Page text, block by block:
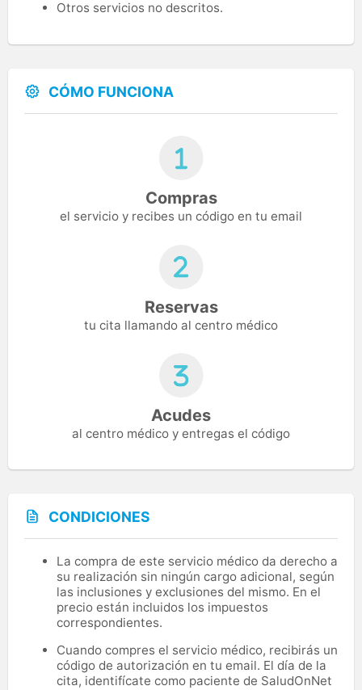
Otros servicios no descritos.
CÓMO FUNCIONA
Compras
el servicio y recibes un código en tu email
Reservas
tu cita llamando al centro médico
Acudes
al centro médico y entregas el código
CONDICIONES
La compra de este servicio médico da derecho a
su realización sin ningún cargo adicional, según
las inclusiones y exclusiones del mismo. En el
precio están incluidos los impuestos
correspondientes.
Cuando compres el servicio médico, recibirás un
código de autorización en tu email. El día de la
cita, identifícate como paciente de SaludOnNet